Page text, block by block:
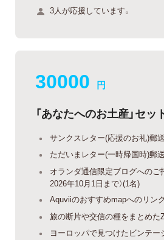
3人が応援しています。
30000 円
「あなたへのお土産」セッ
サンクスレター(応援のお礼)郵送
ただいまレター(一時帰国時)郵送
オランダ通信限定ブログへのご
2026年10月1日まで）(1名)
Aquviiのおすすめmapへのリンク
旅の断片や交信の種をまとめた
ヨーロッパで見つけたビンテー